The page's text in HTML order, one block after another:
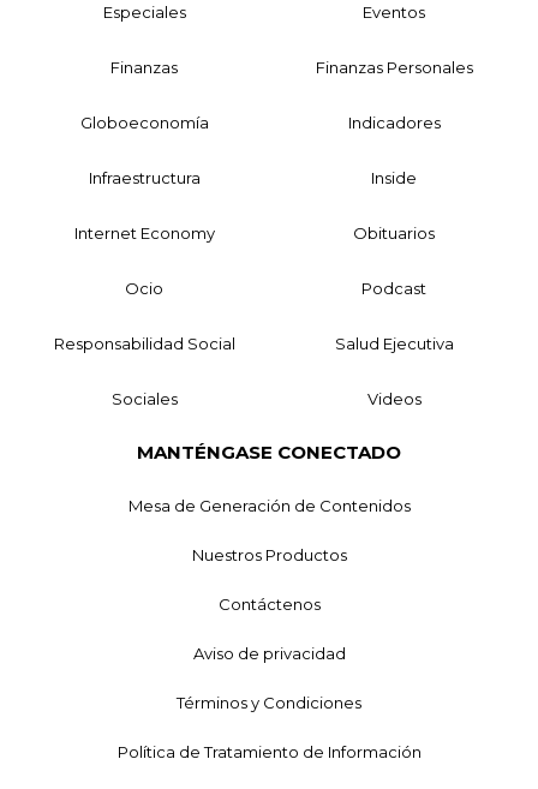
Especiales Eventos
Finanzas Finanzas Personales
Globoeconomía Indicadores
Infraestructura Inside
Internet Economy Obituarios
Ocio Podcast
Responsabilidad Social Salud Ejecutiva
Sociales Videos
MANTÉNGASE CONECTADO
Mesa de Generación de Contenidos
Nuestros Productos
Contáctenos
Aviso de privacidad
Términos y Condiciones
Política de Tratamiento de Información